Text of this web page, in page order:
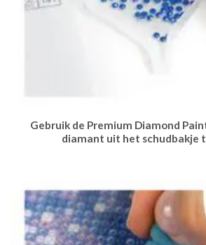
Gebruik de Premium Diamond
diamant uit het schudbakje